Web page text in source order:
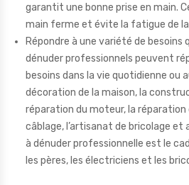
garantit une bonne prise en main.
main ferme et évite la fatigue de
Répondre à une variété de besoins
dénuder professionnels peuvent
besoins dans la vie quotidienne ou
décoration de la maison, la
réparation du moteur, la réparation
câblage, l’artisanat de bricolage et
à dénuder professionnelle est le
les pères, les électriciens et les